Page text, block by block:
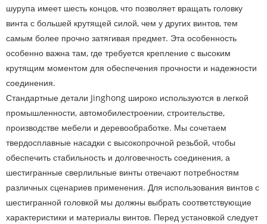
шурупа имеет шесть концов, что позволяет вращать головку
винта с большей крутящей силой, чем у других винтов, тем
самым более прочно затягивая предмет. Эта особенность
особенно важна там, где требуется крепление с высоким
крутящим моментом для обеспечения прочности и надежности
соединения.
Стандартные детали Jinghong широко используются в легкой
промышленности, автомобилестроении, строительстве,
производстве мебели и деревообработке. Мы сочетаем
твердосплавные насадки с высокопрочной резьбой, чтобы
обеспечить стабильность и долговечность соединения, а
шестигранные сверлильные винты отвечают потребностям
различных сценариев применения. Для использования винтов с
шестигранной головкой мы должны выбрать соответствующие
характеристики и материалы винтов. Перед установкой следует